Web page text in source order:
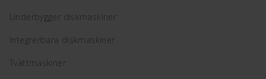
Underbygger diskmaskiner
Integrerbara diskmaskiner
Tvättmaskiner